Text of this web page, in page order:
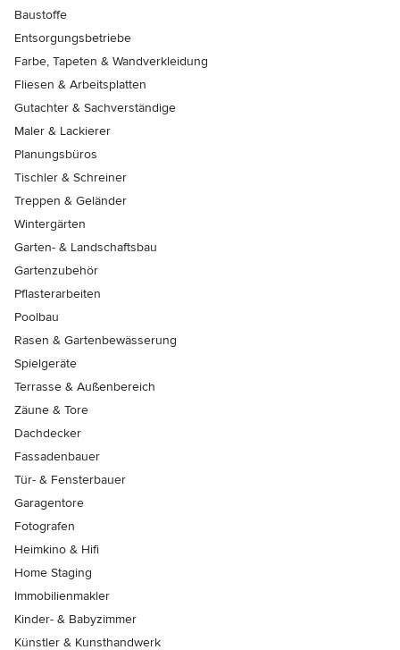
Baustoffe
Entsorgungsbetriebe
Farbe, Tapeten & Wandverkleidung
Fliesen & Arbeitsplatten
Gutachter & Sachverständige
Maler & Lackierer
Planungsbüros
Tischler & Schreiner
Treppen & Geländer
Wintergärten
Garten- & Landschaftsbau
Gartenzubehör
Pflasterarbeiten
Poolbau
Rasen & Gartenbewässerung
Spielgeräte
Terrasse & Außenbereich
Zäune & Tore
Dachdecker
Fassadenbauer
Tür- & Fensterbauer
Garagentore
Fotografen
Heimkino & Hifi
Home Staging
Immobilienmakler
Kinder- & Babyzimmer
Künstler & Kunsthandwerk